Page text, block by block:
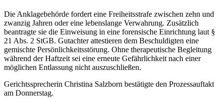
Die Anklagebehörde fordert eine Freiheitsstrafe zwischen zehn und
zwanzig Jahren oder eine lebenslange Verwahrung. Zusätzlich
beantragte sie die Einweisung in eine forensische Einrichtung laut §
21 Abs. 2 StGB. Gutachter attestieren dem Beschuldigten eine
gemischte Persönlichkeitsstörung. Ohne therapeutische Begleitung
während der Haftzeit sei eine erneute Gefährlichkeit nach einer
möglichen Entlassung nicht auszuschließen.
Gerichtssprecherin Christina Salzborn bestätigte den Prozessauftakt
am Donnerstag.